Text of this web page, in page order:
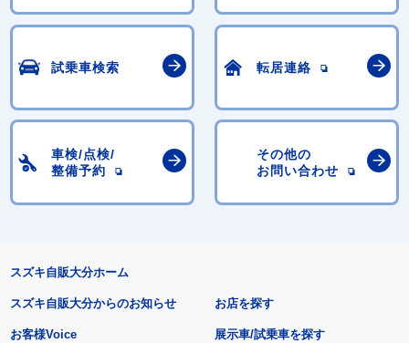
試乗車検索 転居連絡
車検/点検/
整備予約
その他の
お問い合わせ
スズキ自販大分ホーム
スズキ自販大分からのお知らせ
お客様Voice
お店を探す
展示車/試乗車を探す